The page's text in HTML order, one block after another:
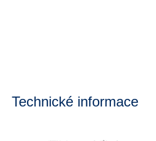
Technické informace